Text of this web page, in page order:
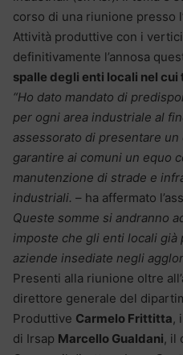
corso di una riunione presso
Attività produttive con i
definitivamente l’annosa
spalle degli enti locali nel
“Ho dato mandato di
per ogni area industriale al
assessorato di presentare
garantire ai comuni un equo
manutenzione di strade e
industriali. – ha affermato
Queste somme si andranno
imposte che gli enti locali già
aziende insediate negli
Presenti alla riunione oltre
direttore generale del
Produttive Carmelo Frittitta,
di Irsap Marcello Gualdani, il